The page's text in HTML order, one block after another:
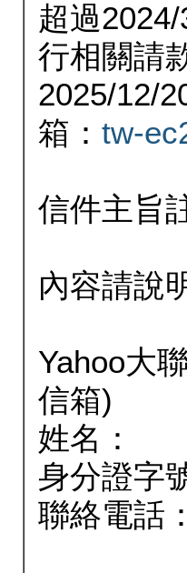
超過
行相關請
2025/12/
箱： tw-
信件主旨
內容請說
Yahoo大
信箱)
姓名：
身分證字
聯絡電話：